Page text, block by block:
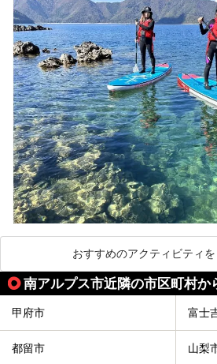
おすすめのアクティビティ
南アルプス市近隣の市区町村か
甲府市 富士
都留市 山梨